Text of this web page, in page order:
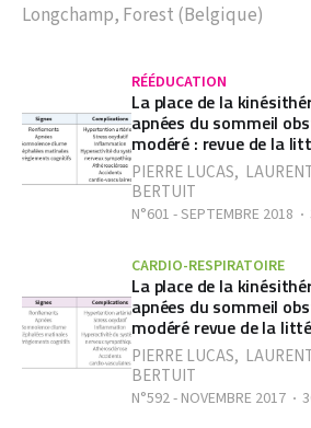
Longchamp, Forest (Belgique)
RÉÉDUCATION
La place de la
apnées du sommeil
modéré : revue de la
PIERRE LUCAS,
BERTUIT
N°601 - SEPTEMBRE 2018
CARDIO-RESPIRATOIRE
La place de la
apnées du sommeil
modéré revue de la
PIERRE LUCAS,
BERTUIT
N°592 - NOVEMBRE 2017